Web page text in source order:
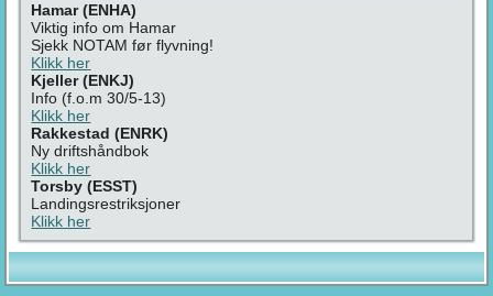
Hamar (ENHA)
Viktig info om Hamar
Sjekk NOTAM før flyvning!
Klikk her
Kjeller (ENKJ)
Info (f.o.m 30/5-13)
Klikk her
Rakkestad (ENRK)
Ny driftshåndbok
Klikk her
Torsby (ESST)
Landingsrestriksjoner
Klikk her